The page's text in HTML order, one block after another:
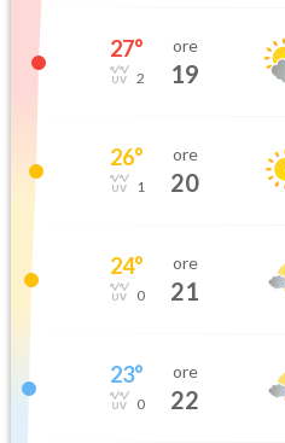
27°
2
ore
19
26°
1
ore
20
24°
0
ore
21
23°
0
ore
22